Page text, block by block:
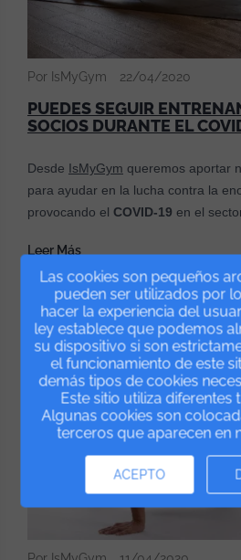
Las cookies son pequeños
pueden ser utilizados por
hacer la experiencia del
ley establece que podemos
su dispositivo si son
el funcionamiento de este
demás tipos de cookies
Este sitio utiliza diferentes
Algunas cookies son
terceros que aparecen en
ACEPTO
Por IsMyGym 22/04/2020
PUEDES SEGUIR
SOCIOS DURANTE EL
Desde IsMyGym queremos aportar
para ayudar en la lucha contra la
provocando el COVID-19 en el
Leer Más